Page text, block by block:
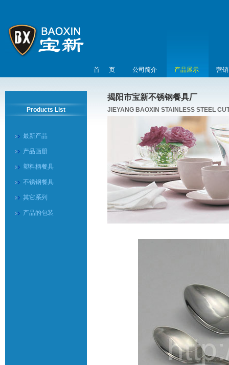
首 页 公司简介 产品展示 营
Products List
最新产品
产品画册
塑料柄餐具
不锈钢餐具
其它系列
产品的包装
揭阳市宝新不锈钢餐具厂
JIEYANG BAOXIN STAINLESS STEEL